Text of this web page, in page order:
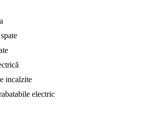
incalzite
electric